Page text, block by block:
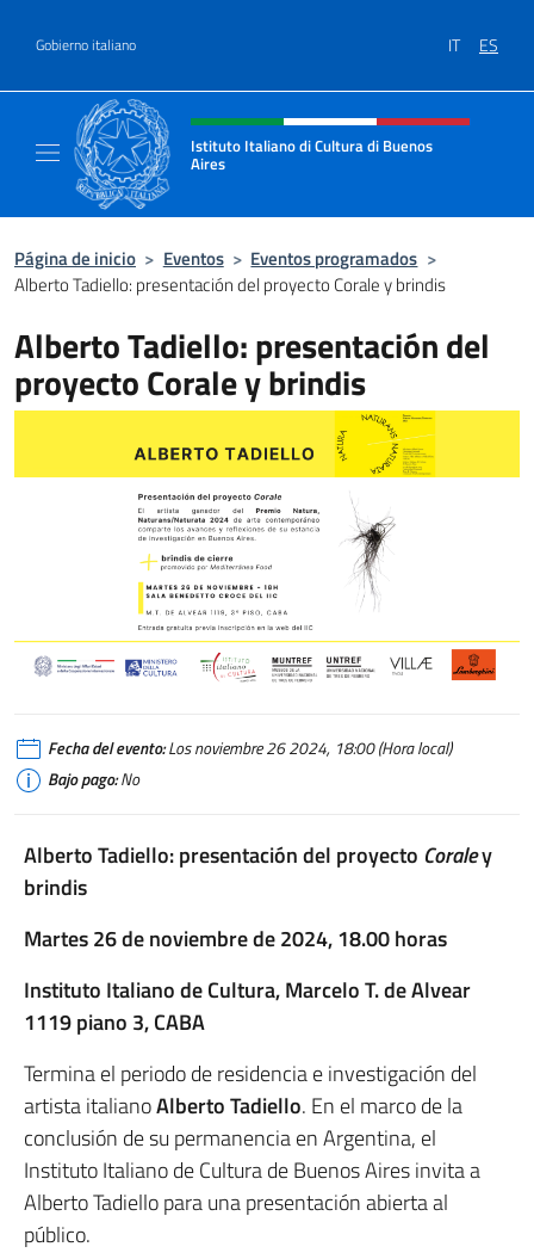
Gobierno italiano IT ES
Encabezado del sitio web,
Istituto Italiano di Cultura di Buenos
Aires
Página de inicio > Eventos > Eventos programados >
Alberto Tadiello: presentación del proyecto Corale y brindis
Alberto Tadiello: presentación del
proyecto Corale y brindis
Fecha del evento:Los noviembre 26 2024, 18:00 (Hora local)
Bajo pago:No
Alberto Tadiello: presentación del proyecto Coraley
brindis
Martes 26 de noviembre de 2024, 18.00 horas
Instituto Italiano de Cultura, Marcelo T. de Alvear
1119 piano 3, CABA
Termina el periodo de residencia e investigación del
artista italianoAlberto Tadiello. En el marco de la
conclusión de su permanencia en Argentina, el
Instituto Italiano de Cultura de Buenos Aires invita a
Alberto Tadiello para una presentación abierta al
público.